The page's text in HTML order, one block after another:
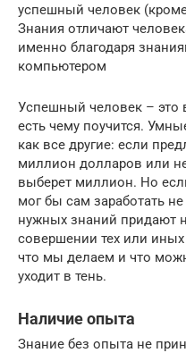
успешный человек
Знания отличают
именно благодаря
компьютером
Успешный человек – это
есть чему поучится.
как все другие: если
миллион долларов или
выберет миллион. Но
мог бы сам заработать
нужных знаний придают
совершении тех или
что мы делаем и что
уходит в тень.
Наличие опыта
Знание без опыта не